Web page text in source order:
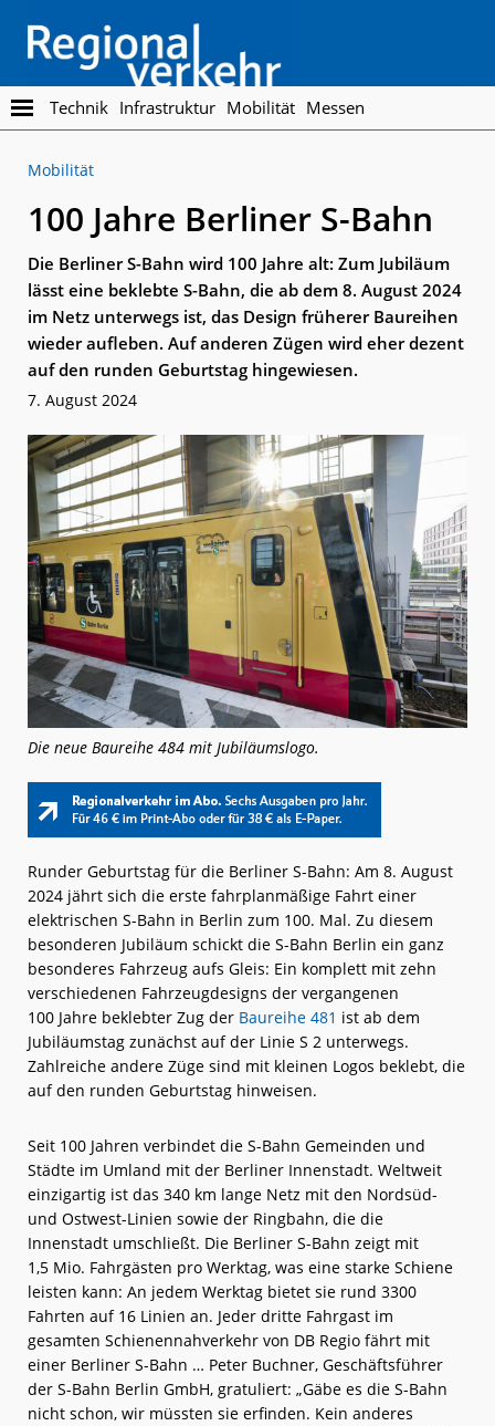
main
content
footer
Regionalverkehr
Die
Fachzeitschrift
den
Personennahverkehr
Technik Infrastruktur Mobilität Messen
Mobilität
100 Jahre Berliner S-Bahn
Die Berliner S-Bahn wird 100 Jahre alt: Zum Jubiläum
lässt eine beklebte S-Bahn, die ab dem 8. August 2024
im Netz unterwegs ist, das Design früherer Baureihen
wieder aufleben. Auf anderen Zügen wird eher dezent
auf den runden Geburtstag hingewiesen.
7. August 2024
Die neue Baureihe 484 mit Jubiläumslogo.
Runder Geburtstag für die Berliner S-Bahn: Am 8. August
2024 jährt sich die erste fahrplanmäßige Fahrt einer
elektrischen S-Bahn in Berlin zum 100. Mal. Zu diesem
besonderen Jubiläum schickt die S-Bahn Berlin ein ganz
besonderes Fahrzeug aufs Gleis: Ein komplett mit zehn
verschiedenen Fahrzeugdesigns der vergangenen
100 Jahre beklebter Zug der Baureihe 481 ist ab dem
Jubiläumstag zunächst auf der Linie S 2 unterwegs.
Zahlreiche andere Züge sind mit kleinen Logos beklebt, die
auf den runden Geburtstag hinweisen.
Seit 100 Jahren verbindet die S-Bahn Gemeinden und
Städte im Umland mit der Berliner Innenstadt. Weltweit
einzigartig ist das 340 km lange Netz mit den Nordsüd-
und Ostwest-Linien sowie der Ringbahn, die die
Innenstadt umschließt. Die Berliner S-Bahn zeigt mit
1,5 Mio. Fahrgästen pro Werktag, was eine starke Schiene
leisten kann: An jedem Werktag bietet sie rund 3300
Fahrten auf 16 Linien an. Jeder dritte Fahrgast im
gesamten Schienennahverkehr von DB Regio fährt mit
einer Berliner S-Bahn … Peter Buchner, Geschäftsführer
der S-Bahn Berlin GmbH, gratuliert: „Gäbe es die S-Bahn
nicht schon, wir müssten sie erfinden. Kein anderes